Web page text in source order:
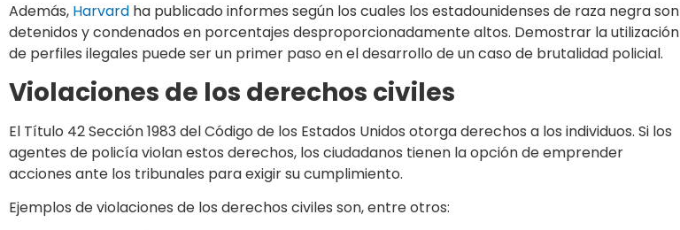
Además, Harvard ha publicado informes según los cuales los estadounidenses de raza negra son
detenidos y condenados en porcentajes desproporcionadamente altos. Demostrar la utilización
de perfiles ilegales puede ser un primer paso en el desarrollo de un caso de brutalidad policial.
Violaciones de los derechos civiles
El Título 42 Sección 1983 del Código de los Estados Unidos otorga derechos a los individuos. Si los
agentes de policía violan estos derechos, los ciudadanos tienen la opción de emprender
acciones ante los tribunales para exigir su cumplimiento.
Ejemplos de violaciones de los derechos civiles son, entre otros: